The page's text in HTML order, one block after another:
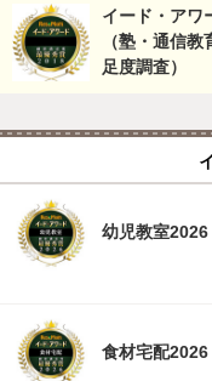
イード・アワ
（塾・通信
足度調査）
幼児教室2026
食材宅配2026